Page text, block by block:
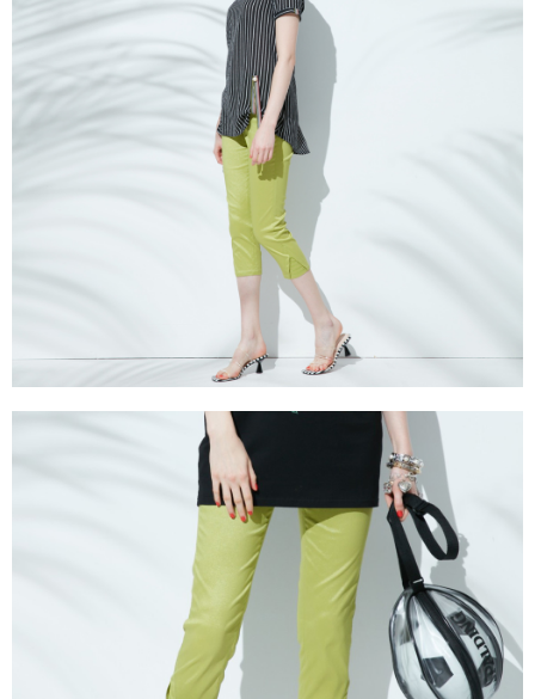
３．未成年的使用者請事先徵得法定代理人或監護人之同意方可使用
「AFTEE先享後付」，若未經同意申辦者引起之損失，本公司不負相關責
４．使用「AFTEE先享後付」時，將依據個別帳號之用戶狀況，依本公司即
時審查核予不同之上限額度；若仍有額度不足之情形，本公司將視審查結果
請求用戶進行身份認證。
５．嚴禁一人註冊多個帳號或使用他人資訊註冊。若發現惡意使用之情形，
恩沛科技股份有限公司將有權停止該用戶之使用額度並採取法律行動。